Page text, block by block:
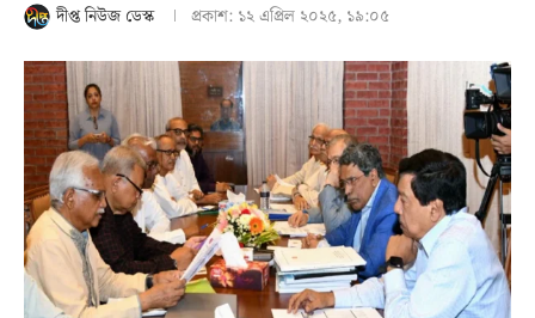
দীপ্ত নিউজ ডেস্ক প্রকাশ: ১২ এপ্রিল ২০২৫, ১৯:০৫